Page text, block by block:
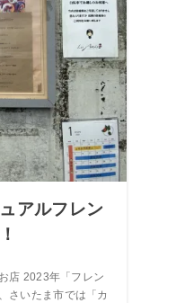
アルフレン
店 2023年「フレン
さいたま市では「カ